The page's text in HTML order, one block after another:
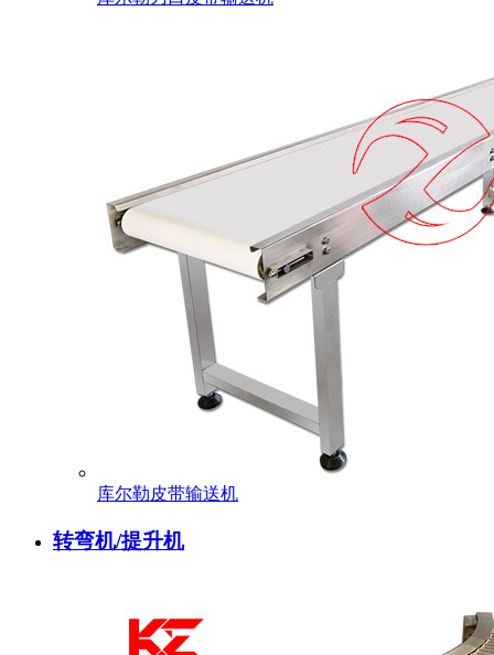
库尔勒皮带输送机
转弯机/提升机